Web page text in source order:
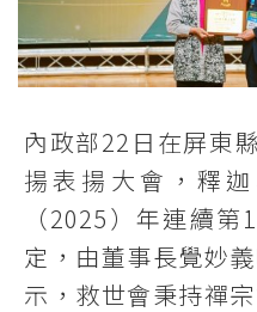
內政部22日在屏東
揚表揚大會，釋
（2025）年連續
定，由董事長覺妙
示，救世會秉持禪